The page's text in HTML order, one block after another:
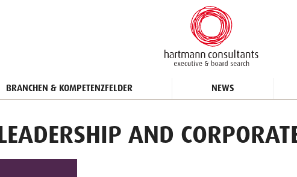
BRANCHEN & KOMPETENZFELDER NEWS
AND